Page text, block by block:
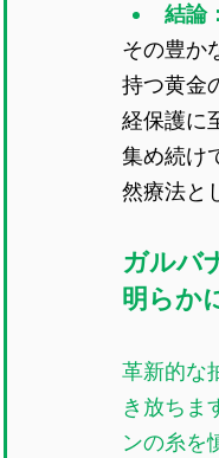
結論：
その豊か
持つ黄金
経保護に
集め続け
然療法と
ガルバ
明らか
革新的な
き放ちま
ンの糸を